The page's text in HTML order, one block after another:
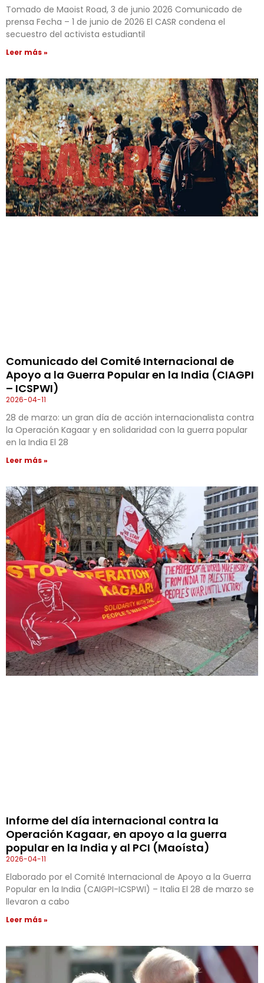
Tomado de Maoist Road, 3 de junio 2026 Comunicado de
prensa Fecha – 1 de junio de 2026 El CASR condena el
secuestro del activista estudiantil
Leer más »
Comunicado del Comité Internacional de
Apoyo a la Guerra Popular en la India (CIAGPI
– ICSPWI)
2026-04-11
28 de marzo: un gran día de acción internacionalista contra
la Operación Kagaar y en solidaridad con la guerra popular
en la India El 28
Leer más »
Informe del día internacional contra la
Operación Kagaar, en apoyo a la guerra
popular en la India y al PCI (Maoísta)
2026-04-11
Elaborado por el Comité Internacional de Apoyo a la Guerra
Popular en la India (CAIGPI-ICSPWI) – Italia El 28 de marzo se
llevaron a cabo
Leer más »